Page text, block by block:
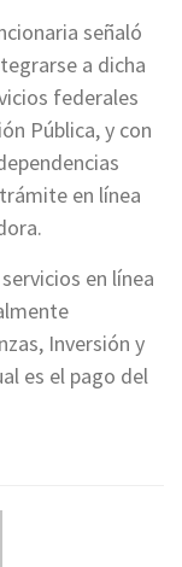
señaló
a dicha
federales
Pública, y con
en línea
en línea
Inversión y
es el pago del